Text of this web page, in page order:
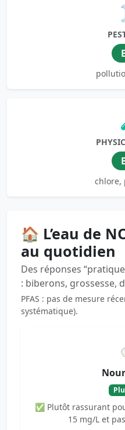
chlore,
🏠 L’eau de
au quotidien
Des réponses
: biberons, grossesse,
PFAS : pas de mesure
systématique).
✅ Plutôt rassurant
15 mg/L et